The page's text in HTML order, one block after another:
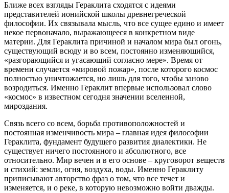
Ближе всех взгляды Гераклита сходятся с идеями
представителей ионийской школы древнегреческой
философии. Их связывала мысль, что все сущее едино и имеет
некое первоначало, выражающееся в конкретном виде
материи. Для Гераклита причиной и началом мира был огонь,
существующий всюду и во всем, постоянно изменяющийся,
«разгорающийся и угасающий согласно мере». Время от
времени случается «мировой пожар», после которого космос
полностью уничтожается, но лишь для того, чтобы заново
возродиться. Именно Гераклит впервые использовал слово
«космос» в известном сегодня значении вселенной,
мироздания.
Связь всего со всем, борьба противоположностей и
постоянная изменчивость мира – главная идея философии
Гераклита, фундамент будущего развития диалектики. Не
существует ничего постоянного и абсолютного, все
относительно. Мир вечен и в его основе – круговорот веществ
и стихий: земли, огня, воздуха, воды. Именно Гераклиту
приписывают авторство фраз о том, что все течет и
изменяется, и о реке, в которую невозможно войти дважды.